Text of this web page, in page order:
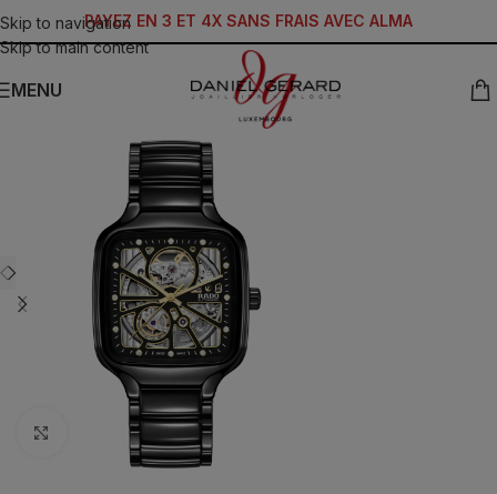
Skip to navigation
Skip to main content
PAYEZ EN 3 ET 4X SANS FRAIS AVEC ALMA
MENU
Click to enlarge